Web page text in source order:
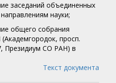
заседаний объединенных
науки;
общего собрания
просп.
Президиум СО РАН) в
Текст документа